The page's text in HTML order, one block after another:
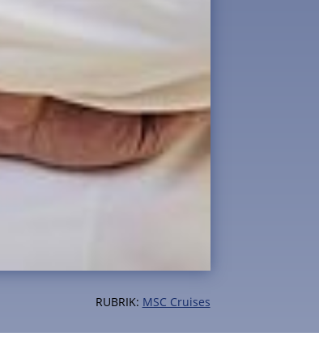
RUBRIK: MSC Cruises